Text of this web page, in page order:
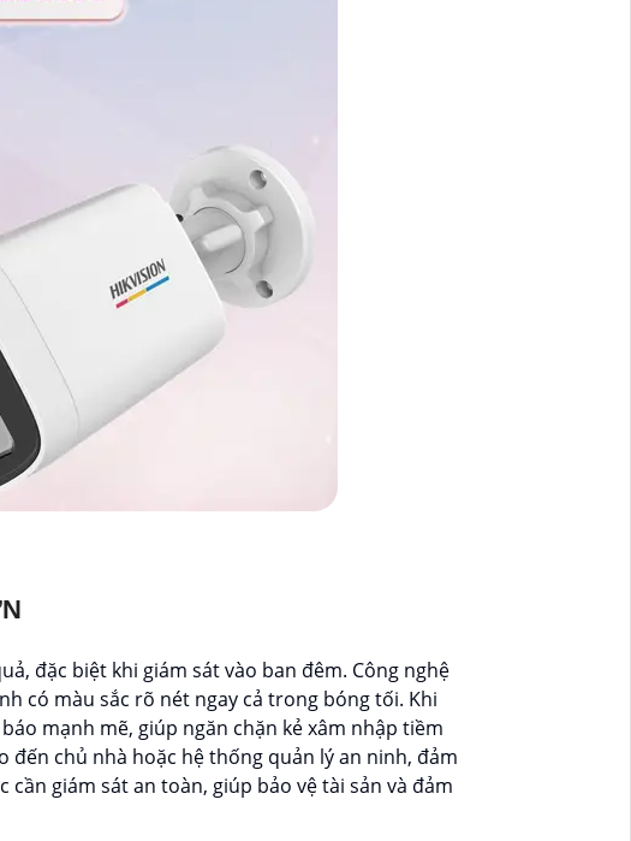
đặc biệt khi giám sát vào ban đêm. Công nghệ
có màu sắc rõ nét ngay cả trong bóng tối. Khi
mạnh mẽ, giúp ngăn chặn kẻ xâm nhập tiềm
chủ nhà hoặc hệ thống quản lý an ninh, đảm
giám sát an toàn, giúp bảo vệ tài sản và đảm